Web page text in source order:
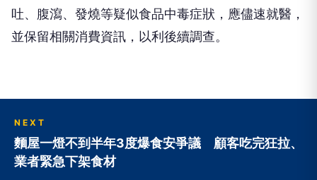
吐、腹瀉、發燒等疑似食品中毒症狀，應儘速就醫，
並保留相關消費資訊，以利後續調查。
NEXT
麵屋一燈不到半年3度爆食安爭議 顧客吃完狂拉、
業者緊急下架食材